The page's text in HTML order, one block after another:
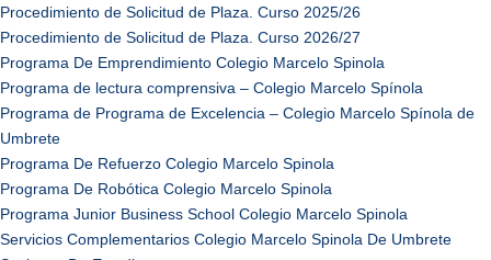
Procedimiento de Solicitud de Plaza. Curso 2025/26
Procedimiento de Solicitud de Plaza. Curso 2026/27
Programa De Emprendimiento Colegio Marcelo Spinola
Programa de lectura comprensiva – Colegio Marcelo Spínola
Programa de Programa de Excelencia – Colegio Marcelo Spínola de
Umbrete
Programa De Refuerzo Colegio Marcelo Spinola
Programa De Robótica Colegio Marcelo Spinola
Programa Junior Business School Colegio Marcelo Spinola
Servicios Complementarios Colegio Marcelo Spinola De Umbrete